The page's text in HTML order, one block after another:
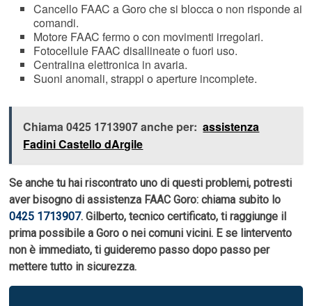
Cancello FAAC a Goro che si blocca o non risponde ai
comandi.
Motore FAAC fermo o con movimenti irregolari.
Fotocellule FAAC disallineate o fuori uso.
Centralina elettronica in avaria.
Suoni anomali, strappi o aperture incomplete.
Chiama 0425 1713907 anche per: assistenza
Fadini Castello dArgile
Se anche tu hai riscontrato uno di questi problemi, potresti
aver bisogno di assistenza FAAC Goro: chiama subito lo
0425 1713907. Gilberto, tecnico certificato, ti raggiunge il
prima possibile a Goro o nei comuni vicini. E se lintervento
non è immediato, ti guideremo passo dopo passo per
mettere tutto in sicurezza.